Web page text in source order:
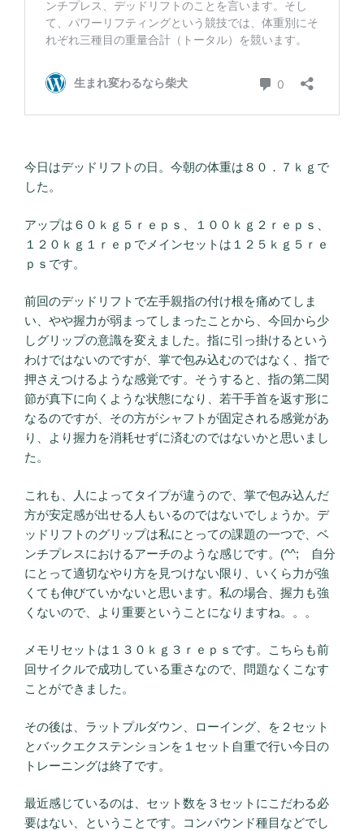
今日はデッドリフトの日。今朝の体重は８０．７ｋｇで
した。
アップは６０ｋｇ５ｒｅｐｓ、１００ｋｇ２ｒｅｐｓ、
１２０ｋｇ１ｒｅｐでメインセットは１２５ｋｇ５ｒｅ
ｐｓです。
前回のデッドリフトで左手親指の付け根を痛めてしま
い、やや握力が弱まってしまったことから、今回から少
しグリップの意識を変えました。指に引っ掛けるという
わけではないのですが、掌で包み込むのではなく、指で
押さえつけるような感覚です。そうすると、指の第二関
節が真下に向くような状態になり、若干手首を返す形に
なるのですが、その方がシャフトが固定される感覚があ
り、より握力を消耗せずに済むのではないかと思いまし
た。
これも、人によってタイプが違うので、掌で包み込んだ
方が安定感が出せる人もいるのではないでしょうか。デ
ッドリフトのグリップは私にとっての課題の一つで、ベ
ンチプレスにおけるアーチのような感じです。(^^; 自分
にとって適切なやり方を見つけない限り、いくら力が強
くても伸びていかないと思います。私の場合、握力も強
くないので、より重要ということになりますね。。。
メモリセットは１３０ｋｇ３ｒｅｐｓです。こちらも前
回サイクルで成功している重さなので、問題なくこなす
ことができました。
その後は、ラットプルダウン、ローイング、を２セット
とバックエクステンションを１セット自重で行い今日の
トレーニングは終了です。
最近感じているのは、セット数を３セットにこだわる必
要はない、ということです。コンパウンド種目などでし